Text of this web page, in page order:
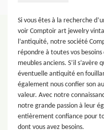
Si vous êtes à la recherche
voir Comptoir art jewelry
l’antiquité, notre société
répondre à toutes vos
meubles anciens. S’il s’avère
éventuelle antiquité en
également nous confier son
valeur. Avec notre
notre grande passion à leur
entièrement confiance pour
dont vous avez besoins.